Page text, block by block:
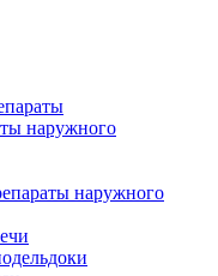
наружного
наружного